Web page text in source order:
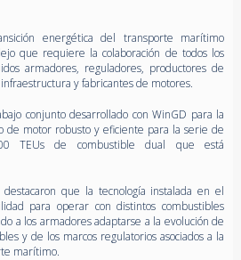
energética del transporte marítimo
que requiere la colaboración de todos los
armadores, reguladores, productores de
y fabricantes de motores.
conjunto desarrollado con WinGD para la
de motor robusto y eficiente para la serie de
TEUs de combustible dual que está
que la tecnología instalada en el
para operar con distintos combustibles
a los armadores adaptarse a la evolución de
y de los marcos regulatorios asociados a la
marítimo.